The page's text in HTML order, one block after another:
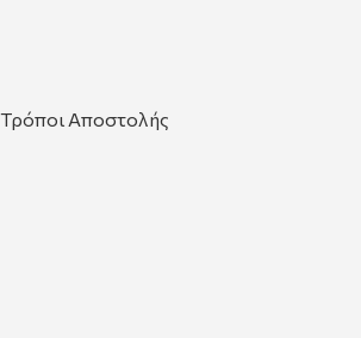
Τρόποι Αποστολής